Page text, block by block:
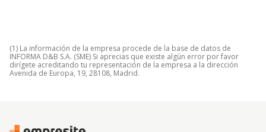
(1) La información de la empresa procede de la base de datos de
INFORMA D&B S.A. (SME) Si aprecias que existe algún error por favor
dirígete acreditando tu representación de la empresa a la dirección
Avenida de Europa, 19, 28108, Madrid.